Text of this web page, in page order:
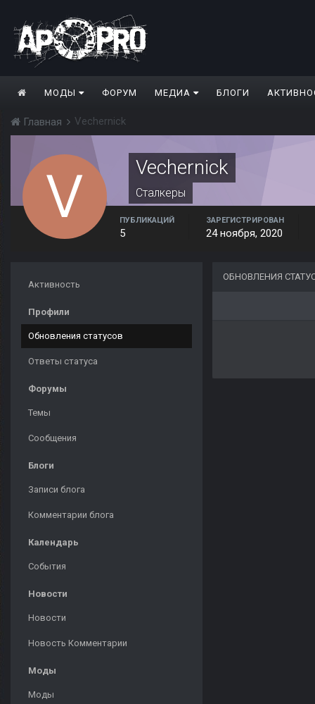
МОДЫ ФОРУМ МЕДИА БЛОГИ
Главная Vechernick
Vechernick
Сталкеры
ПУБЛИКАЦИЙ
5
ЗАРЕГИСТРИРОВАН
24 ноября, 2020
Активность
Профили
Обновления статусов
Ответы статуса
Форумы
Темы
Сообщения
Блоги
Записи блога
Комментарии блога
Календарь
События
Новости
Новости
Новость Комментарии
Моды
Моды
ОБНОВЛЕНИЯ